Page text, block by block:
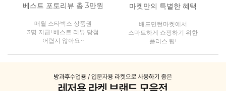
베스트 포토리뷰 총 3만원
매월 스타벅스 상품권
3명 지급! 베스트 리뷰 당첨
어렵지 않아요~
마켓만의 특별한 혜택
배드민턴마켓에서
스마트하게 쇼핑하기 위한
플러스 팁!